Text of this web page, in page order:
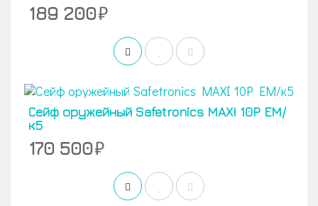
189 200
Сейф оружейный Safetronics MAXI 10P EM/
к5
170 500